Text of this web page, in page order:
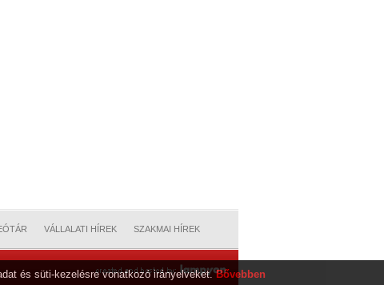
VÁLLALATI HÍREK SZAKMAI HÍREK
és süti-kezelésre vonatkozó irányelveket.Bővebben